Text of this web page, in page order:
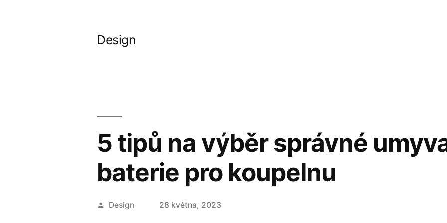
Design
5 tipů na výběr správné
baterie pro koupelnu
Autor
Design 28 května, 2023